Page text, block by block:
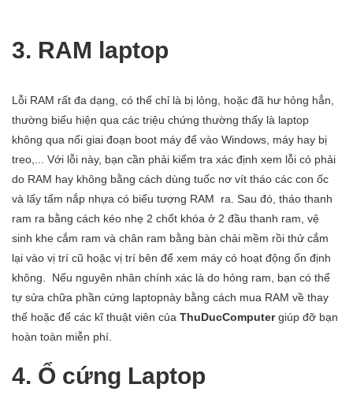
3. RAM laptop
Lỗi RAM rất đa dạng, có thể chỉ là bị lỏng, hoặc đã hư hỏng hẳn,
thường biểu hiện qua các triệu chứng thường thấy là laptop
không qua nổi giai đoạn boot máy để vào Windows, máy hay bị
treo,... Với lỗi này, bạn cần phải kiểm tra xác định xem lỗi có phải
do RAM hay không bằng cách dùng tuốc nơ vít tháo các con ốc
và lấy tấm nắp nhựa có biểu tượng RAM ra. Sau đó, tháo thanh
ram ra bằng cách kéo nhẹ 2 chốt khóa ở 2 đầu thanh ram, vệ
sinh khe cắm ram và chân ram bằng bàn chải mềm rồi thử cắm
lại vào vị trí cũ hoặc vị trí bên để xem máy có hoạt động ổn định
không. Nếu nguyên nhân chính xác là do hỏng ram, bạn có thể
tự sửa chữa phần cứng laptopnày bằng cách mua RAM về thay
thế hoặc để các kĩ thuật viên của ThuDucComputergiúp đỡ bạn
hoàn toàn miễn phí.
4. Ổ cứng Laptop